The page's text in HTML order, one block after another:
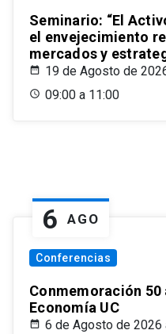
Seminario: “El
el envejecimiento
mercados y
19 de Agosto de
09:00 a 11:00
6 AGO
Conferencias
Conmemoración
Economía UC
6 de Agosto de